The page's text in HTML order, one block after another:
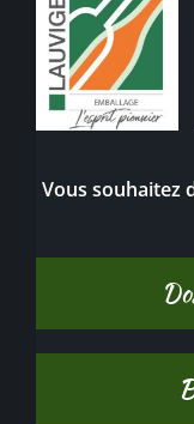
Vous souhaitez